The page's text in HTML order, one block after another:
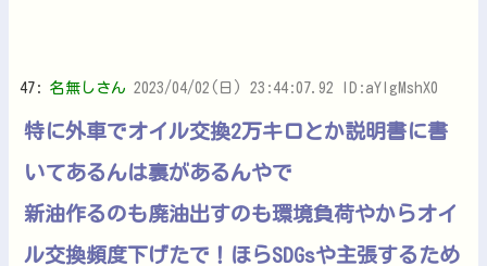
47: 名無しさん 2023/04/02(日) 23:44:07.92 ID:aYIgMshX0
特に外車でオイル交換2万キロとか説明書に書
いてあるんは裏があるんやで
新油作るのも廃油出すのも環境負荷やからオイ
ル交換頻度下げたで！ほらSDGsや主張するため